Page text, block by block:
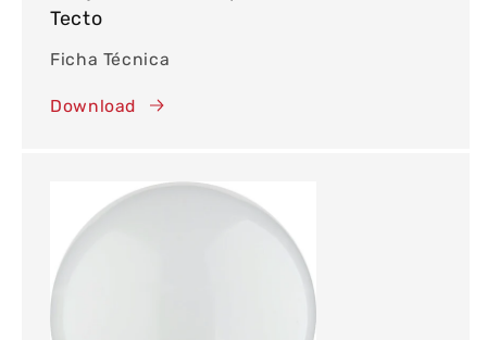
Tecto
Ficha Técnica
Download